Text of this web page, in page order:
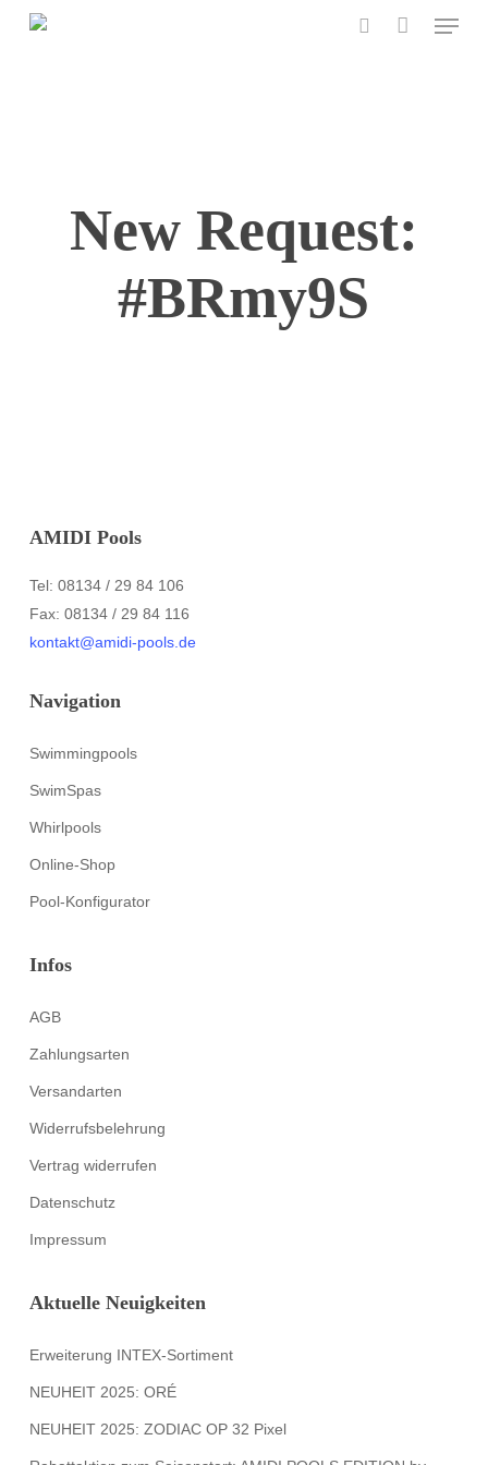
Menu
New Request:
#BRmy9S
AMIDI Pools
Tel: 08134 / 29 84 106
Fax: 08134 / 29 84 116
kontakt@amidi-pools.de
Navigation
Swimmingpools
SwimSpas
Whirlpools
Online-Shop
Pool-Konfigurator
Infos
AGB
Zahlungsarten
Versandarten
Widerrufsbelehrung
Vertrag widerrufen
Datenschutz
Impressum
Aktuelle Neuigkeiten
Erweiterung INTEX-Sortiment
NEUHEIT 2025: ORÉ
NEUHEIT 2025: ZODIAC OP 32 Pixel